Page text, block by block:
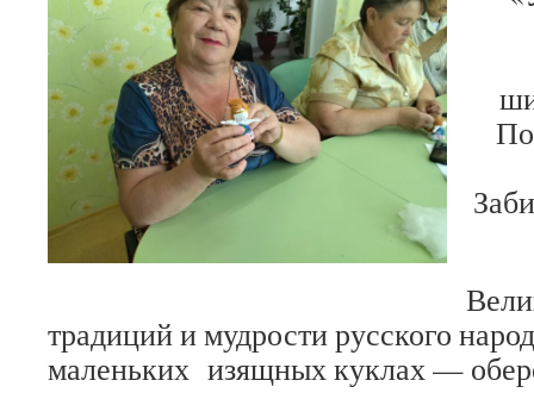
традиций и мудрости русского
маленьких изящных куклах —